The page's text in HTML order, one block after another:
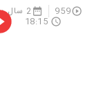
959 2 سال پیش
18:15